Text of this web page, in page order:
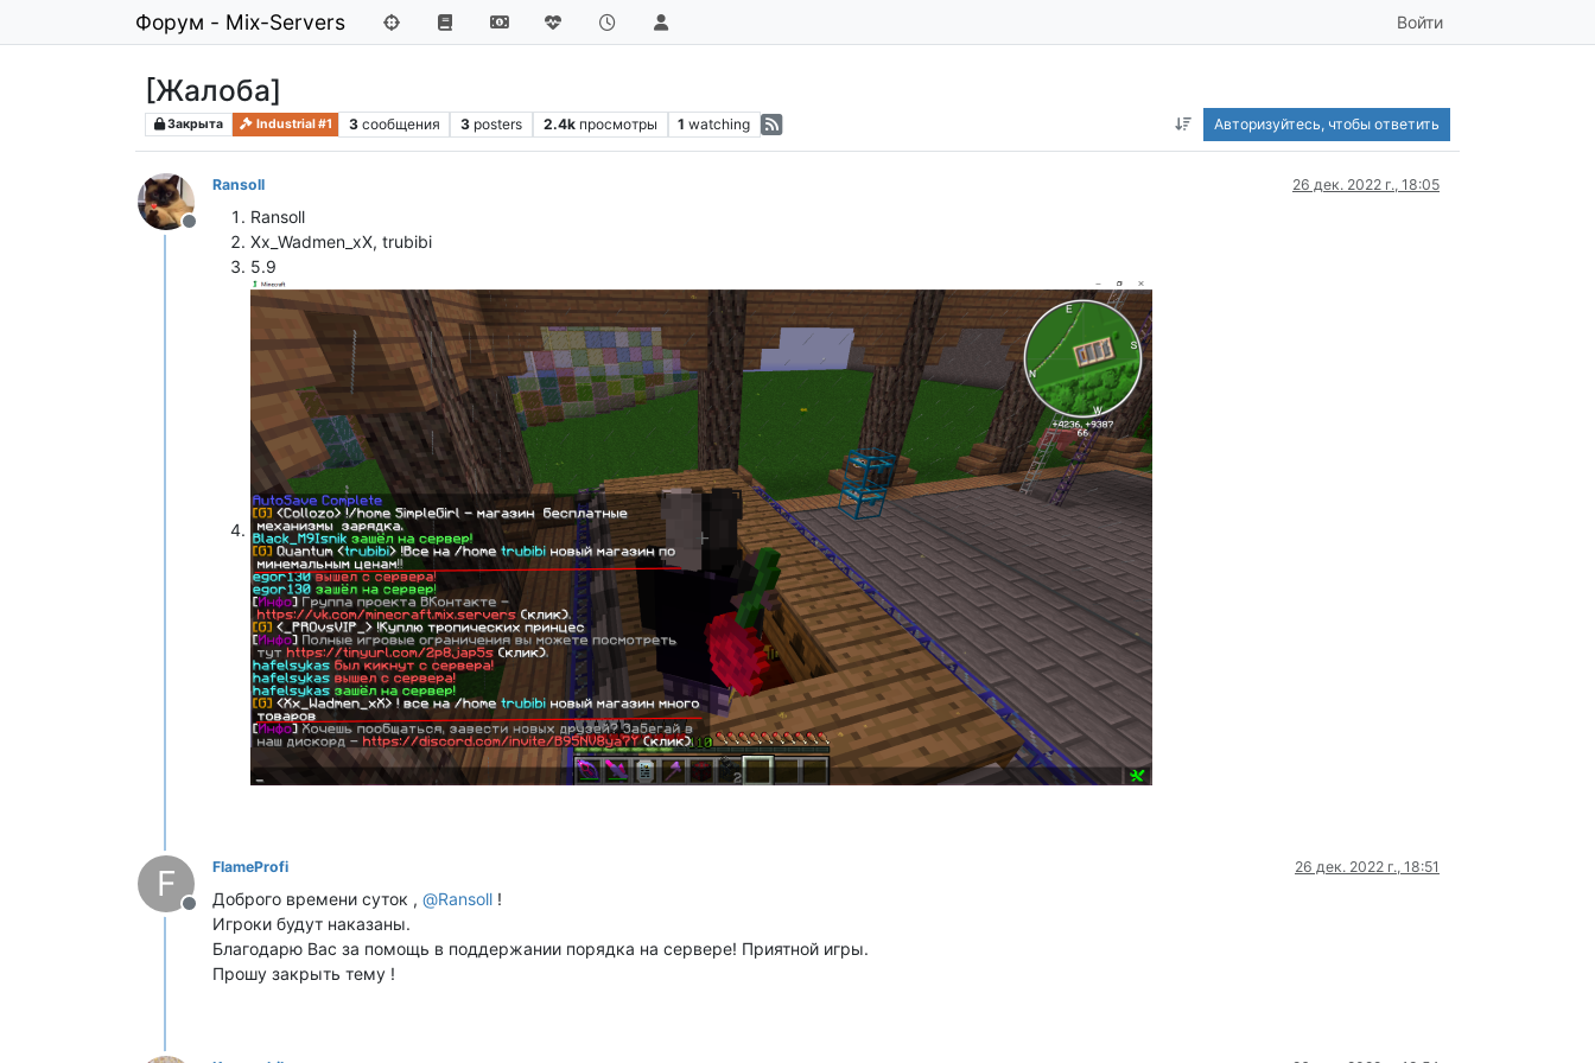
Форум - Mix-Servers Войти
[Жалоба]
Закрыта Industrial #1 3 сообщения 3 posters 2.4k просмотры 1 watching Авторизуйтесь, чтобы ответить
Не в сети
Ransoll 26 дек. 2022 г., 18:05
Ransoll
Xx_Wadmen_xX, trubibi
5.9
F
Не в сети
FlameProfi 26 дек. 2022 г., 18:51
Доброго времени суток , @Ransoll !
Игроки будут наказаны.
Благодарю Вас за помощь в поддержании порядка на сервере! Приятной игры.
Прошу закрыть тему !